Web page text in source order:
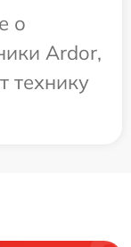
о
Ardor,
технику